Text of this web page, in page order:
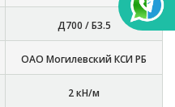
Д700 / Б3.5
ОАО Могилевский КСИ РБ
2 кН/м